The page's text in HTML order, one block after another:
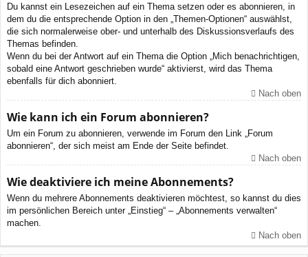
Du kannst ein Lesezeichen auf ein Thema setzen oder es abonnieren, in
dem du die entsprechende Option in den „Themen-Optionen“ auswählst,
die sich normalerweise ober- und unterhalb des Diskussionsverlaufs des
Themas befinden.
Wenn du bei der Antwort auf ein Thema die Option „Mich benachrichtigen,
sobald eine Antwort geschrieben wurde“ aktivierst, wird das Thema
ebenfalls für dich abonniert.
Nach oben
Wie kann ich ein Forum abonnieren?
Um ein Forum zu abonnieren, verwende im Forum den Link „Forum
abonnieren“, der sich meist am Ende der Seite befindet.
Nach oben
Wie deaktiviere ich meine Abonnements?
Wenn du mehrere Abonnements deaktivieren möchtest, so kannst du dies
im persönlichen Bereich unter „Einstieg“ – „Abonnements verwalten“
machen.
Nach oben